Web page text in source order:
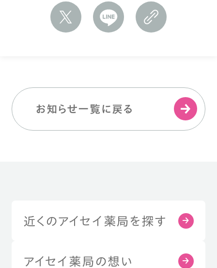
お知らせ一覧に戻る
近くのアイセイ薬局を探す
アイセイ薬局の想い